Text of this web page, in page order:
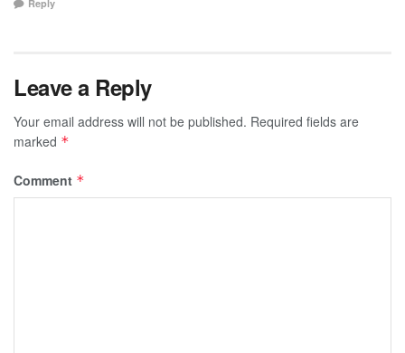
Reply
Leave a Reply
Your email address will not be published. Required fields are
marked *
Comment *